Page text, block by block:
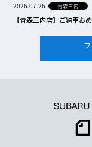
2026.07.26 青森三内
【青森三内店】ご納車お